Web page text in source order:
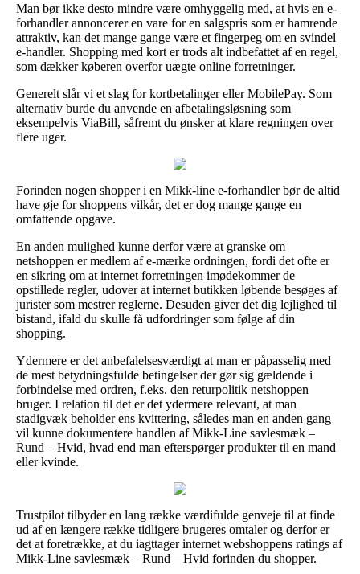
Man bør ikke desto mindre være omhyggelig med, at hvis en e-
forhandler annoncerer en vare for en salgspris som er hamrende
attraktiv, kan det mange gange være et fingerpeg om en svindel
e-handler. Shopping med kort er trods alt indbefattet af en regel,
som dækker køberen overfor uægte online forretninger.
Generelt slår vi et slag for kortbetalinger eller MobilePay. Som
alternativ burde du anvende en afbetalingsløsning som
eksempelvis ViaBill, såfremt du ønsker at klare regningen over
flere uger.
Forinden nogen shopper i en Mikk-line e-forhandler bør de altid
have øje for shoppens vilkår, det er dog mange gange en
omfattende opgave.
En anden mulighed kunne derfor være at granske om
netshoppen er medlem af e-mærke ordningen, fordi det ofte er
en sikring om at internet forretningen imødekommer de
opstillede regler, udover at internet butikken løbende besøges af
jurister som mestrer reglerne. Desuden giver det dig lejlighed til
bistand, ifald du skulle få udfordringer som følge af din
shopping.
Ydermere er det anbefalelsesværdigt at man er påpasselig med
de mest betydningsfulde betingelser der gør sig gældende i
forbindelse med ordren, f.eks. den returpolitik netshoppen
bruger. I relation til det er det ydermere relevant, at man
stadigvæk beholder ens kvittering, således man en anden gang
vil kunne dokumentere handlen af Mikk-Line savlesmæk –
Rund – Hvid, hvad end man efterspørger produkter til en mand
eller kvinde.
Trustpilot tilbyder en lang række værdifulde genveje til at finde
ud af en længere række tidligere brugeres omtaler og derfor er
det at foretrække, at du iagttager internet webshoppens ratings af
Mikk-Line savlesmæk – Rund – Hvid forinden du shopper.